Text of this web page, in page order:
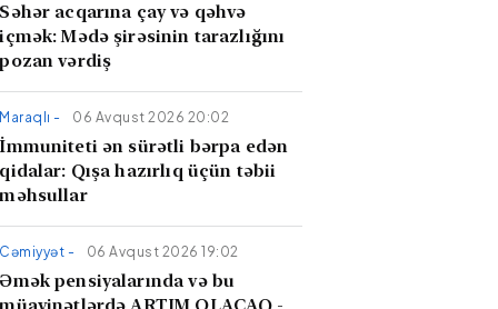
​Səhər acqarına çay və qəhvə
içmək: Mədə şirəsinin tarazlığını
pozan vərdiş
Maraqlı - 06 Avqust 2026 20:02
İmmuniteti ən sürətli bərpa edən
qidalar: Qışa hazırlıq üçün təbii
məhsullar
Cəmiyyət - 06 Avqust 2026 19:02
Əmək pensiyalarında və bu